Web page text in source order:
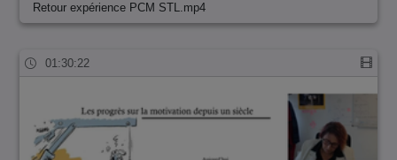
Retour expérience PCM STL.mp4
01:30:22